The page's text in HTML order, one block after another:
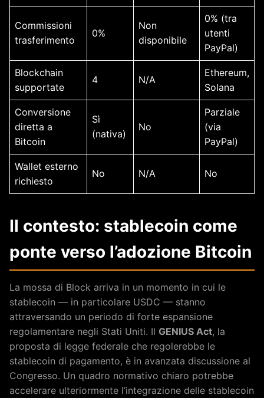
Commissioni
trasferimento
0%
Non
disponibile
0% (tra
utenti
PayPal)
Blockchain
supportate
4 N/A
Ethereum,
Solana
Conversione
diretta a
Bitcoin
Sì
(nativa)
No
Parziale
(via
PayPal)
Wallet esterno
richiesto
No N/A No
Il contesto: stablecoin come
ponte verso l’adozione Bitcoin
La mossa di Block arriva in un momento in cui le
stablecoin — in particolare USDC — stanno
attraversando un periodo di forte espansione
regolamentare negli Stati Uniti. Il GENIUS Act, la
proposta di legge federale che regolerebbe le
stablecoin di pagamento, è in avanzata discussione al
Congresso. Un quadro normativo chiaro potrebbe
accelerare ulteriormente l’integrazione delle stablecoin